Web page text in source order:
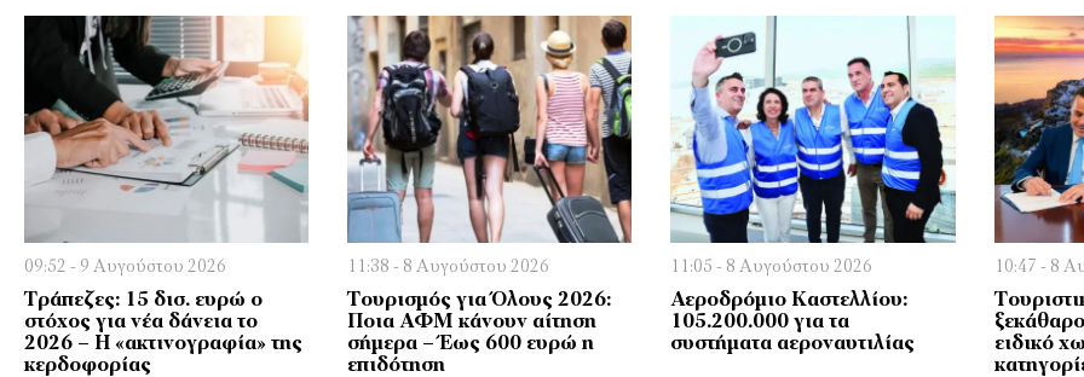
09:52 - 9 Αυγούστου 2026
Τράπεζες: 15 δισ. ευρώ ο
στόχος για νέα δάνεια το
2026 – Η «ακτινογραφία» της
κερδοφορίας
11:38 - 8 Αυγούστου 2026
Τουρισμός για Όλους 2026:
Ποια ΑΦΜ κάνουν αίτηση
σήμερα – Έως 600 ευρώ η
επιδότηση
11:05 - 8 Αυγούστου 2026
Αεροδρόμιο Καστελλίου:
105.200.000 για τα
συστήματα αεροναυτιλίας
10:47 - 8
ειδικό